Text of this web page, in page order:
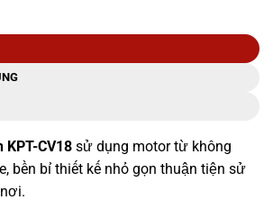
KPT-CV18 sử dụng motor từ không
bền bỉ thiết kế nhỏ gọn thuận tiện sử